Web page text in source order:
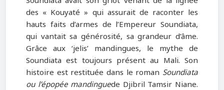
des « Kouyaté » qui assurait de raconter les
hauts faits d’armes de l’Empereur Soundiata,
qui vantait sa générosité, sa grandeur d’âme.
Grâce aux ‘jelis’ mandingues, le mythe de
Soundiata est toujours présent au Mali. Son
histoire est restituée dans le roman Soundiata
ou l’épopée mandinguede Djibril Tamsir Niane.